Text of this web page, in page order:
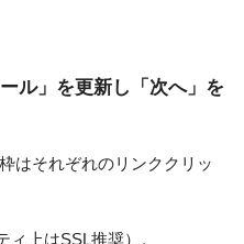
ル」を更新し「次へ」を
はそれぞれのリンククリッ
上はSSL推奨）。